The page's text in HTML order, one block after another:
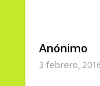
Anónimo
3 febrero,